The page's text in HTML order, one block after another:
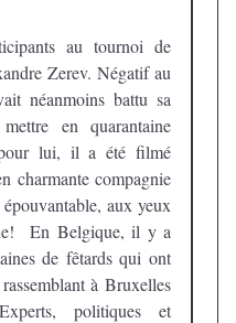
au tournoi de
Zerev. Négatif au
néanmoins battu sa
en quarantaine
lui, il a été filmé
charmante compagnie
aux yeux
En Belgique, il y a
de fêtards qui ont
à Bruxelles
politiques et